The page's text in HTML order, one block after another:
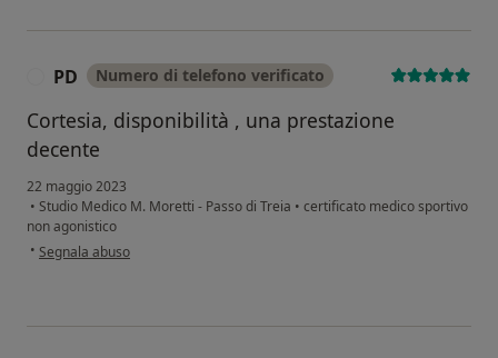
PD Numero di telefono verificato
Cortesia, disponibilità , una prestazione
decente
22 maggio 2023
• Studio Medico M. Moretti - Passo di Treia • certificato medico sportivo
non agonistico
• secondo l'opinione dell'utente PD
Segnala abuso